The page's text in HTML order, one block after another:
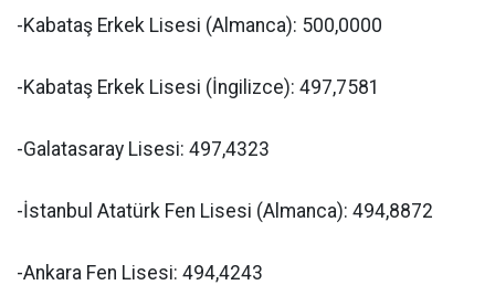
-Kabataş Erkek Lisesi (Almanca): 500,0000
-Kabataş Erkek Lisesi (İngilizce): 497,7581
-Galatasaray Lisesi: 497,4323
-İstanbul Atatürk Fen Lisesi (Almanca): 494,8872
-Ankara Fen Lisesi: 494,4243